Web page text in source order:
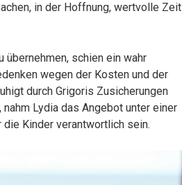
in der Hoffnung, wertvolle Zeit
schien ein wahr
wegen der Kosten und der
durch Grigoris Zusicherungen
Lydia das Angebot unter einer
Kinder verantwortlich sein.